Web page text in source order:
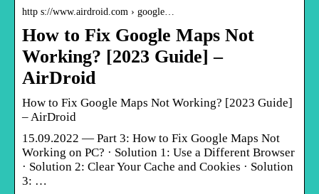
http s://www.airdroid.com › google…
How to Fix Google Maps Not
Working? [2023 Guide] –
AirDroid
How to Fix Google Maps Not Working? [2023 Guide]
– AirDroid
15.09.2022 — Part 3: How to Fix Google Maps Not
Working on PC? · Solution 1: Use a Different Browser
· Solution 2: Clear Your Cache and Cookies · Solution
3: …